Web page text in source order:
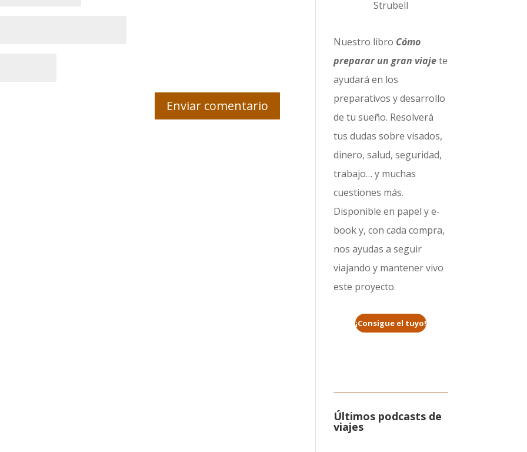
Nuestro libro Cómo
preparar un gran viajete
ayudará en los
preparativos y desarrollo
de tu sueño. Resolverá
tus dudas sobre visados,
dinero, salud, seguridad,
trabajo… y muchas
cuestiones más.
Disponible en papel y e-
book y, con cada compra,
nos ayudas a seguir
viajando y mantener vivo
este proyecto.
¡Consigue el tuyo!
Últimos podcasts de
viajes